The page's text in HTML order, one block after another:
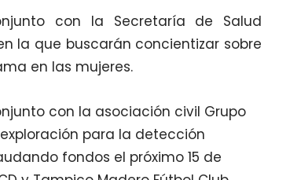
con la Secretaría de Salud
la que buscarán concientizar sobre
en las mujeres.
con la asociación civil Grupo
para la detección
fondos el próximo 15 de